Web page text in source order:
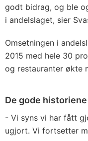
godt bidrag, og ble
i andelslaget, sier
Omsetningen i
2015 med hele 30
og restauranter økte
De gode historiene
- Vi syns vi har fått
ugjort. Vi fortsetter